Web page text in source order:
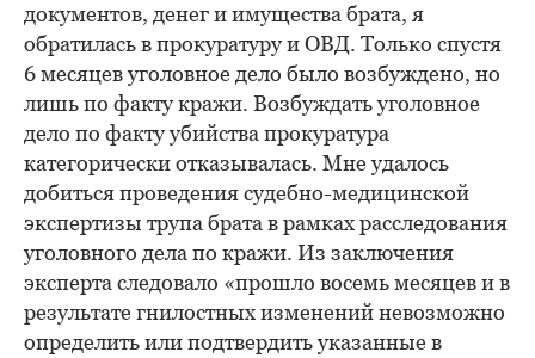
документов, денег и имущества брата, я
обратилась в прокуратуру и ОВД. Только спустя
6 месяцев уголовное дело было возбуждено, но
лишь по факту кражи. Возбуждать уголовное
дело по факту убийства прокуратура
категорически отказывалась. Мне удалось
добиться проведения судебно-медицинской
экспертизы трупа брата в рамках расследования
уголовного дела по кражи. Из заключения
эксперта следовало «прошло восемь месяцев и в
результате гнилостных изменений невозможно
определить или подтвердить указанные в